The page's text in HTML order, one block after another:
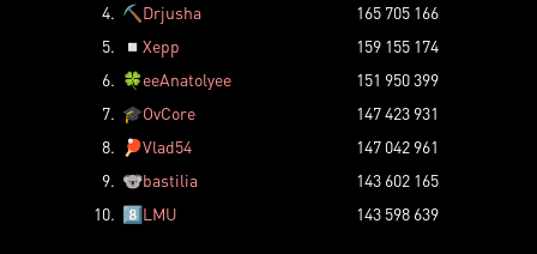
4. ⛏️ Drjusha
165 705 166
5.
◽ Xepp
159 155 174
6. 🍀eeAnatolyee
151 950 399
7. 🎓OvCore
147 423 931
8.
🏓Vlad54
147 042 961
9. 🐨bastilia
143 602 165
10. 8️⃣LMU 143 598 639